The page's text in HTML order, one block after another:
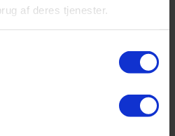
af deres tjenester.
gæster